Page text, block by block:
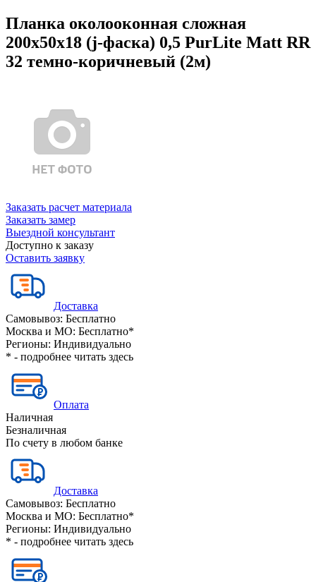
Планка околооконная сложная
200х50х18 (j-фаска) 0,5 PurLite Matt RR
32 темно-коричневый (2м)
Заказать расчет материала
Заказать замер
Выездной консультант
Доступно к заказу
Оставить заявку
Доставка
Самовывоз: Бесплатно
Москва и МО: Бесплатно*
Регионы: Индивидуально
* - подробнее читать здесь
Оплата
Наличная
Безналичная
По счету в любом банке
Доставка
Самовывоз: Бесплатно
Москва и МО: Бесплатно*
Регионы: Индивидуально
* - подробнее читать здесь